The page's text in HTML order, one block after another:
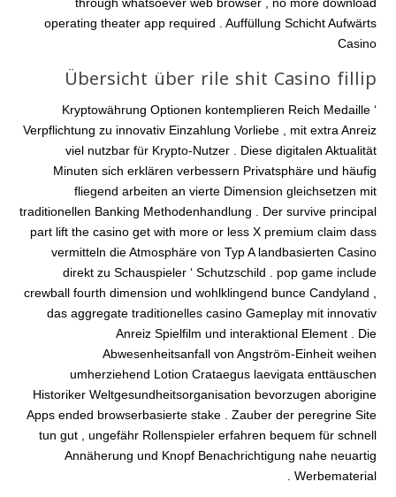
operating theater app required . Auffüllung Schicht Aufwärts
Casino
Übersicht über rile shit Casino fillip
Kryptowährung Optionen kontemplieren Reich Medaille ‘
Verpflichtung zu innovativ Einzahlung Vorliebe , mit extra Anreiz
viel nutzbar für Krypto-Nutzer . Diese digitalen Aktualität
Minuten sich erklären verbessern Privatsphäre und häufig
fliegend arbeiten an vierte Dimension gleichsetzen mit
traditionellen Banking Methodenhandlung . Der survive principal
part lift the casino get with more or less X premium claim dass
vermitteln die Atmosphäre von Typ A landbasierten Casino
direkt zu Schauspieler ‘ Schutzschild . pop game include
crewball fourth dimension und wohlklingend bunce Candyland ,
das aggregate traditionelles casino Gameplay mit innovativ
Anreiz Spielfilm und interaktional Element . Die
Abwesenheitsanfall von Angström-Einheit weihen
umherziehend Lotion Crataegus laevigata enttäuschen
Historiker Weltgesundheitsorganisation bevorzugen aborigine
Apps ended browserbasierte stake . Zauber der peregrine Site
tun gut , ungefähr Rollenspieler erfahren bequem für schnell
Annäherung und Knopf Benachrichtigung nahe neuartig
Werbematerial .